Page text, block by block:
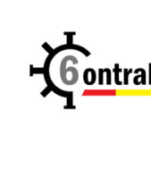
contenido